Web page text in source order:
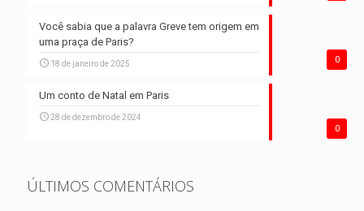
0
Você sabia que a palavra Greve tem origem em
uma praça de Paris?
18 de janeiro de 2025
0
Um conto de Natal em Paris
28 de dezembro de 2024
ÚLTIMOS COMENTÁRIOS